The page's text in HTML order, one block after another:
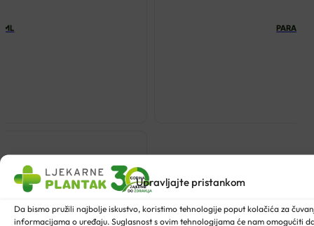
Upravljajte pristankom
Da bismo pružili najbolje iskustvo, koristimo tehnologije poput kolačića za
informacijama o uređaju. Suglasnost s ovim tehnologijama će nam omogućiti
PARANIT